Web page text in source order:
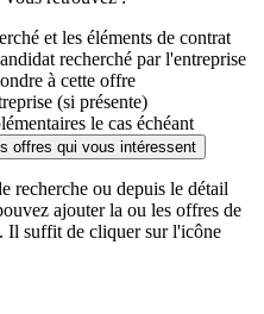
et les éléments de contrat
recherché par l'entreprise
à cette offre
(si présente)
le cas échéant
offres qui vous intéressent
recherche ou depuis le détail
ajouter la ou les offres de
Il suffit de cliquer sur l'icône